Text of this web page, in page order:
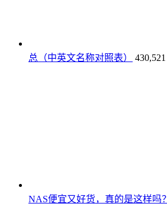
总（中英文名称对照表）
430,521
NAS便宜又好货，真的是这样吗？